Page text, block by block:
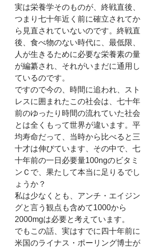
実は栄養学そのものが、終戦直後、
つまり七十年近く前に確立されてか
ら見直されていないのです。終戦直
後、食べ物のない時代に、最低限、
人が生きるために必要な栄養素の量
が編纂され、それがいまだに通用し
ているのです。
ですので今の、時間に追われ、スト
レスに囲まれたこの社会は、七十年
前のゆったり時間の流れていた社会
とは全くもって世界が違います。平
均寿命だって、当時から比べると三
十才は伸びています、その中で、七
十年前の一日必要量100ngのビタミ
ンＣで、果たして本当に足りるでし
ょうか？
私は少なくとも、アンチ・エイジン
グと言う観点も含めて1000から
2000mgは必要と考えています。
でもこの話、実はすでに四十年前に
米国のライナス・ポーリング博士が